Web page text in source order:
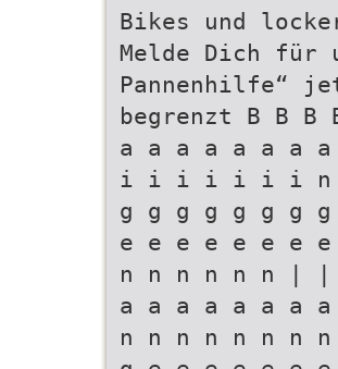
Bikes und
Melde Dich für
Pannenhilfe“
begrenzt B B
a a a a a
i i i i i i i n n
g g g g g g g
e e e e e e e
n n n n n n
a a a a a a a
n n n n n n n